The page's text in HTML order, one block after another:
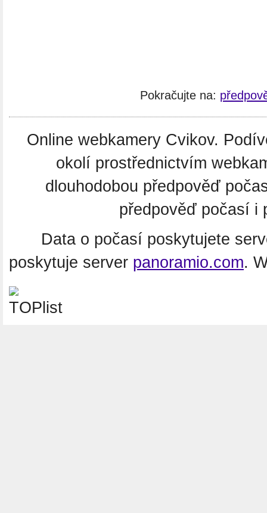
Pokračujte na:
Online webkamery Cvikov.
okolí prostřednictvím
dlouhodobou předpověď
předpověď počasí i
Data o počasí poskytujete
poskytuje server panoramio.com.